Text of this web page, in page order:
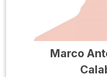
Marco